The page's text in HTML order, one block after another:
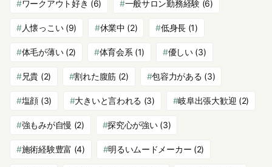
ワークアウト好き (6) 一般サロン勤務経験(6)
人懐っこい(9) 休業中 (2) 低身長 (1)
体毛が薄い(2) 体育会系 (1) 優しい(3)
兄貴 (2) 割れた腹筋(2) 包容力がある (3)
塩顔 (3) 大きいと言われる (3) 岐阜出張大歓迎 (2)
強もみが自慢 (2) 探究心が強い(3)
施術経験豊富 (4) 明るいムードメーカー (2)